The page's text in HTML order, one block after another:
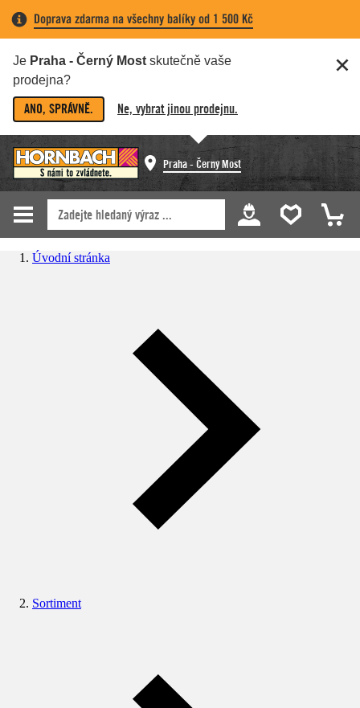
Doprava zdarma na všechny balíky od 1 500 Kč
Je Praha - Černý Most skutečně vaše
prodejna?
ANO, SPRÁVNĚ. Ne, vybrat jinou prodejnu.
Praha - Černý Most
Úvodní stránka
Sortiment